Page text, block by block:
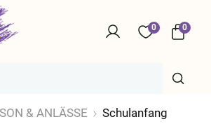
0 0
& ANLÄSSE Schulanfang